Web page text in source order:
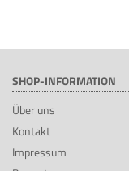
SHOP-INFORMATION
Über uns
Kontakt
Impressum